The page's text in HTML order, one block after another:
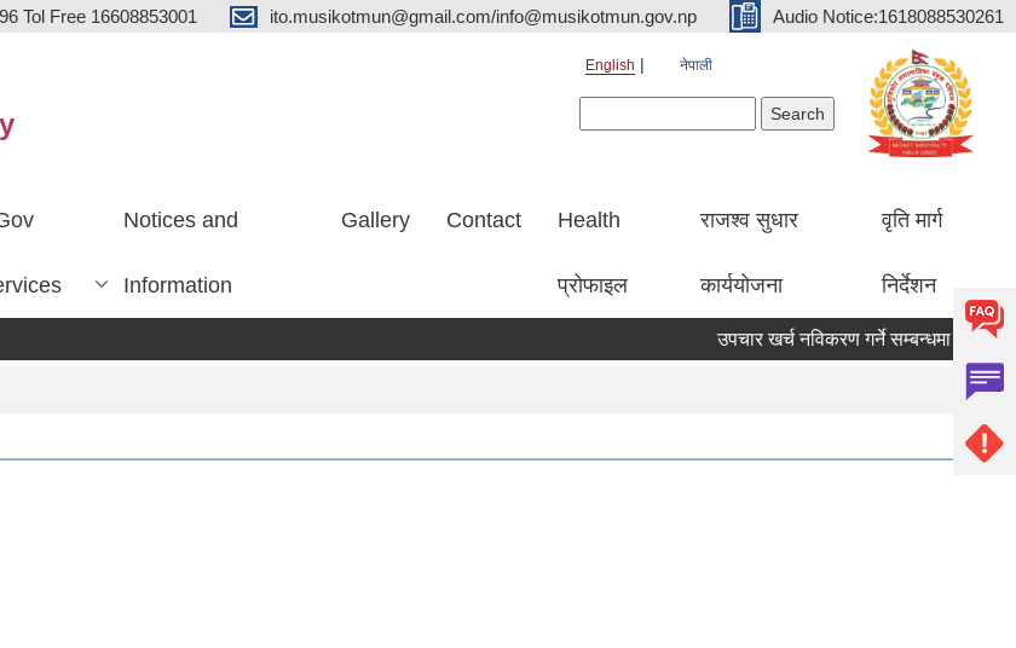
Tol Free 16608853001 ito.musikotmun@gmail.com/info@musikotmun.gov.np Audio Notice:1618088530261
English नेपाली
Notices and
Information
Gallery Contact Health
प्रोफाइल
राजश्व सुधार
कार्ययोजना
वृति मार्ग
निर्देशन
उपचार खर्च नविकरण गर्ने सम्बन्धमा